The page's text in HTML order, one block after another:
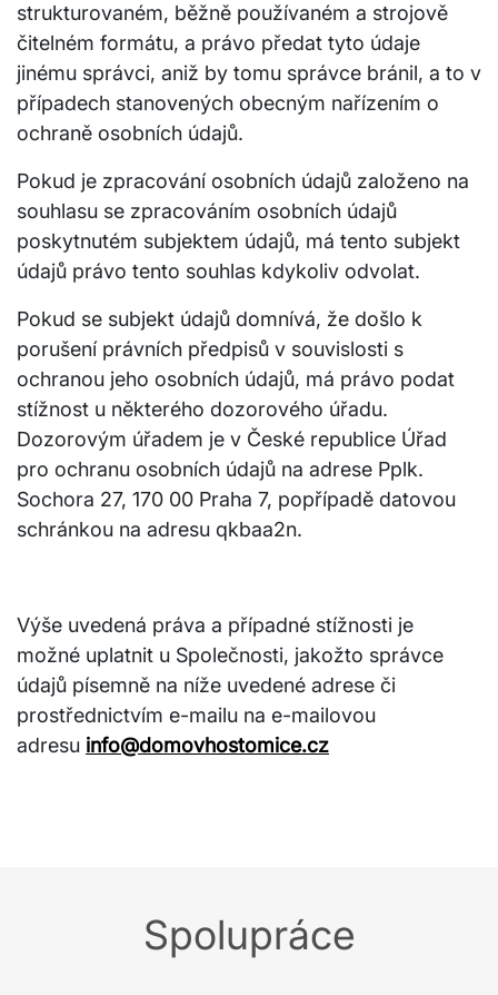
strukturovaném, běžně používaném a strojově
čitelném formátu, a právo předat tyto údaje
jinému správci, aniž by tomu správce bránil, a to v
případech stanovených obecným nařízením o
ochraně osobních údajů.
Pokud je zpracování osobních údajů založeno na
souhlasu se zpracováním osobních údajů
poskytnutém subjektem údajů, má tento subjekt
údajů právo tento souhlas kdykoliv odvolat.
Pokud se subjekt údajů domnívá, že došlo k
porušení právních předpisů v souvislosti s
ochranou jeho osobních údajů, má právo podat
stížnost u některého dozorového úřadu.
Dozorovým úřadem je v České republice Úřad
pro ochranu osobních údajů na adrese Pplk.
Sochora 27, 170 00 Praha 7, popřípadě datovou
schránkou na adresu qkbaa2n.
Výše uvedená práva a případné stížnosti je
možné uplatnit u Společnosti, jakožto správce
údajů písemně na níže uvedené adrese či
prostřednictvím e-mailu na e-mailovou
adresu info@domovhostomice.cz
Spolupráce